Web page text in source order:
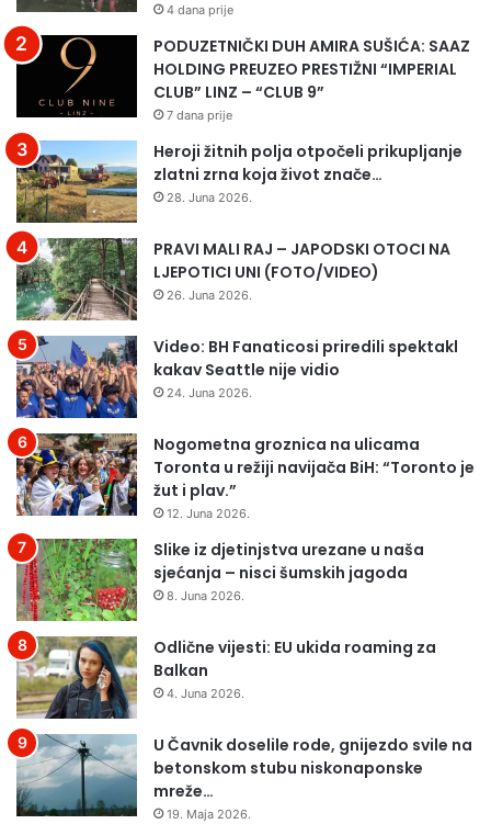
4 dana prije
PODUZETNIČKI DUH AMIRA SUŠIĆA: SAAZ
HOLDING PREUZEO PRESTIŽNI “IMPERIAL
CLUB” LINZ – “CLUB 9”
7 dana prije
Heroji žitnih polja otpočeli prikupljanje
zlatni zrna koja život znače…
28. Juna 2026.
PRAVI MALI RAJ – JAPODSKI OTOCI NA
LJEPOTICI UNI (FOTO/VIDEO)
26. Juna 2026.
Video: BH Fanaticosi priredili spektakl
kakav Seattle nije vidio
24. Juna 2026.
Nogometna groznica na ulicama
Toronta u režiji navijača BiH: “Toronto je
žut i plav.”
12. Juna 2026.
Slike iz djetinjstva urezane u naša
sjećanja – nisci šumskih jagoda
8. Juna 2026.
Odlične vijesti: EU ukida roaming za
Balkan
4. Juna 2026.
U Čavnik doselile rode, gnijezdo svile na
betonskom stubu niskonaponske
mreže…
19. Maja 2026.